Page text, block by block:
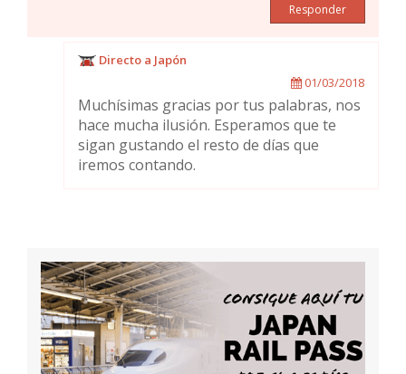
Responder
Directo a Japón
01/03/2018
Muchísimas gracias por tus palabras, nos
hace mucha ilusión. Esperamos que te
sigan gustando el resto de días que
iremos contando.